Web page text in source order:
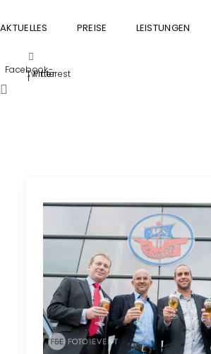
AKTUELLES PREISE LEISTUNGEN
Facebook-
f
Twitter
Pinterest